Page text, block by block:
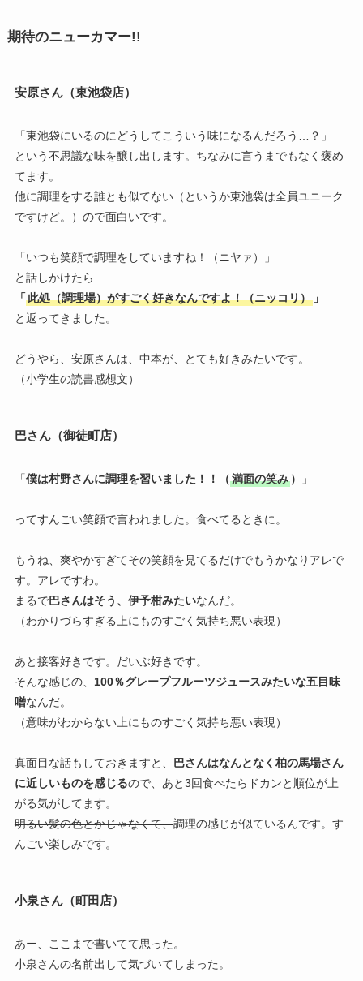
期待のニューカマー!!
安原さん（東池袋店）
「東池袋にいるのにどうしてこういう味になるんだろう…？」
という不思議な味を醸し出します。ちなみに言うまでもなく褒め
てます。
他に調理をする誰とも似てない（というか東池袋は全員ユニーク
ですけど。）ので面白いです。
「いつも笑顔で調理をしていますね！（ニヤァ）」
と話しかけたら
「此処（調理場）がすごく好きなんですよ！（ニッコリ）」
と返ってきました。
どうやら、安原さんは、中本が、とても好きみたいです。
（小学生の読書感想文）
巴さん（御徒町店）
「僕は村野さんに調理を習いました！！（満面の笑み） 」
ってすんごい笑顔で言われました。食べてるときに。
もうね、爽やかすぎてその笑顔を見てるだけでもうかなりアレで
す。アレですわ。
まるで巴さんはそう、伊予柑みたいなんだ。
（わかりづらすぎる上にものすごく気持ち悪い表現）
あと接客好きです。だいぶ好きです。
そんな感じの、 100％グレープフルーツジュースみたいな五目味
噌なんだ。
（意味がわからない上にものすごく気持ち悪い表現）
真面目な話もしておきますと、
巴さんはなんとなく柏の馬場さん
に近しいものを感じるので、あと3回食べたらドカンと順位が上
がる気がしてます。
明るい髪の色とかじゃなくて、調理の感じが似ているんです。す
んごい楽しみです。
小泉さん（町田店）
あー、ここまで書いてて思った。
小泉さんの名前出して気づいてしまった。